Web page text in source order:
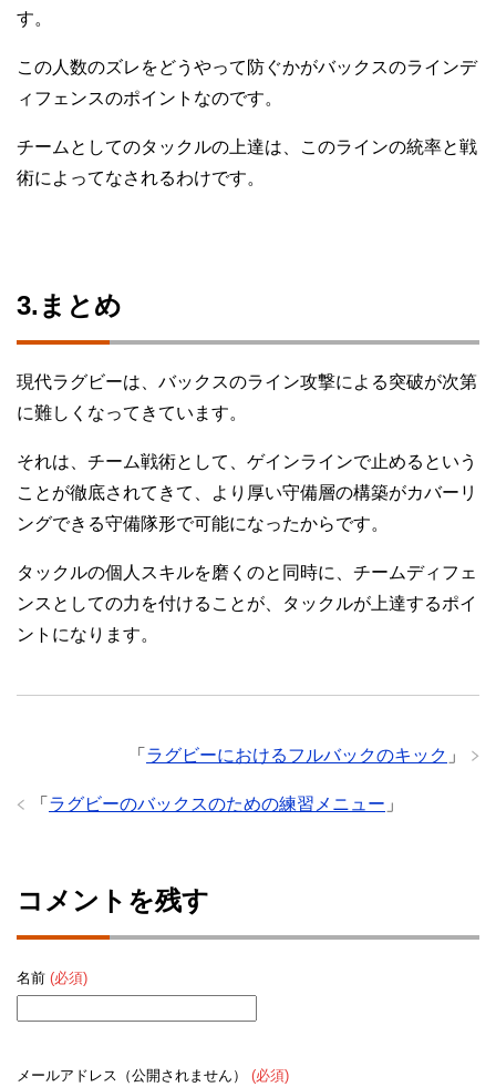
す。
この人数のズレをどうやって防ぐかがバックスのラインデ
ィフェンスのポイントなのです。
チームとしてのタックルの上達は、このラインの統率と戦
術によってなされるわけです。
3.まとめ
現代ラグビーは、バックスのライン攻撃による突破が次第
に難しくなってきています。
それは、チーム戦術として、ゲインラインで止めるという
ことが徹底されてきて、より厚い守備層の構築がカバーリ
ングできる守備隊形で可能になったからです。
タックルの個人スキルを磨くのと同時に、チームディフェ
ンスとしての力を付けることが、タックルが上達するポイ
ントになります。
「 ラグビーにおけるフルバックのキック 」
「 ラグビーのバックスのための練習メニュー 」
コメントを残す
名前 (必須)
メールアドレス（公開されません） (必須)